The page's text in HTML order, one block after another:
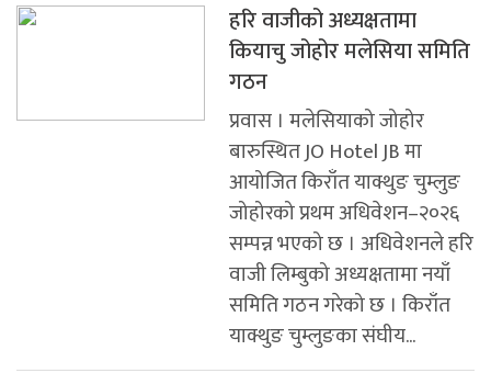
हरि वाजीको अध्यक्षतामा
कियाचु जोहोर मलेसिया समिति
गठन
प्रवास । मलेसियाको जोहोर
बारुस्थित JO Hotel JB मा
आयोजित किराँत याक्थुङ चुम्लुङ
जोहोरको प्रथम अधिवेशन–२०२६
सम्पन्न भएको छ । अधिवेशनले हरि
वाजी लिम्बुको अध्यक्षतामा नयाँ
समिति गठन गरेको छ । किराँत
याक्थुङ चुम्लुङका संघीय...